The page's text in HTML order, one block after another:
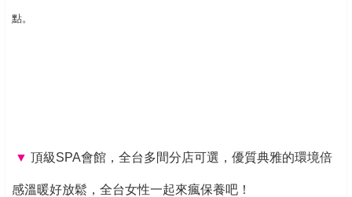
點。
▼ 頂級SPA會館，全台多間分店可選，優質典雅的環境倍
感溫暖好放鬆，全台女性一起來瘋保養吧！